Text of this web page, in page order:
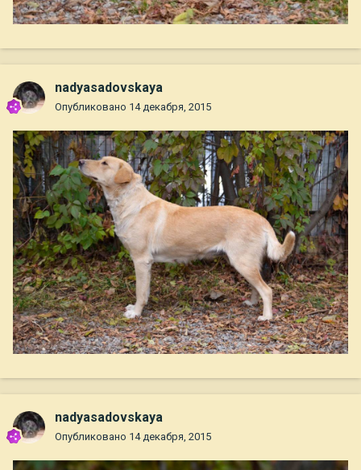
nadyasadovskaya
Опубликовано 14 декабря, 2015
nadyasadovskaya
Опубликовано 14 декабря, 2015